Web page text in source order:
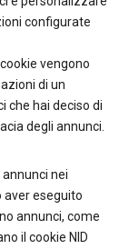
configurate
vengono
di un
che hai deciso di
degli annunci.
annunci nei
aver eseguito
annunci, come
il cookie NID